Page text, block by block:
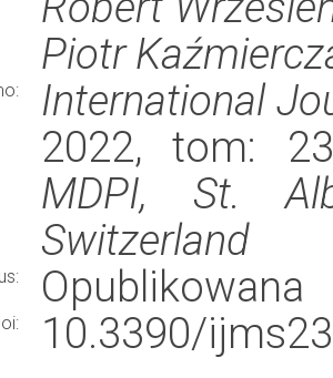
Piotr
International
2022, tom:
MDPI, St.
Switzerland
Opublikowana
10.3390/